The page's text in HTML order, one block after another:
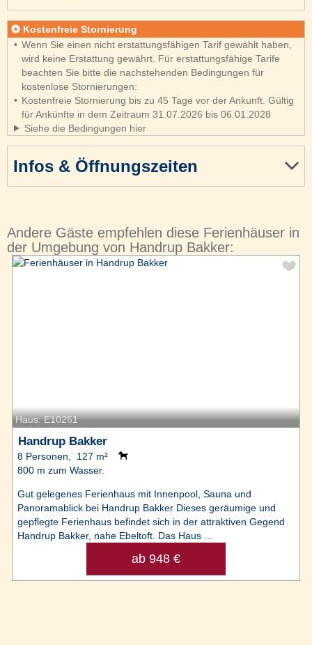
Infos & Öffnungszeiten
Kostenfreie Stornierung
Wenn Sie einen nicht erstattungsfähigen Tarif gewählt haben,
wird keine Erstattung gewährt. Für erstattungsfähige Tarife
beachten Sie bitte die nachstehenden Bedingungen für
kostenlose Stornierungen:
Kostenfreie Stornierung bis zu 45 Tage vor der Ankunft. Gültig
für Ankünfte in dem Zeitraum 31.07.2026 bis 06.01.2028
Siehe die Bedingungen hier
Andere Gäste empfehlen diese Ferienhäuser in
der Umgebung von Handrup Bakker:
Haus: E10261
Handrup Bakker
8 Personen, 127 m²
800 m zum Wasser.
Gut gelegenes Ferienhaus mit Innenpool, Sauna und
Panoramablick bei Handrup Bakker Dieses geräumige und
gepflegte Ferienhaus befindet sich in der attraktiven Gegend
Handrup Bakker, nahe Ebeltoft. Das Haus ...
ab 948 €